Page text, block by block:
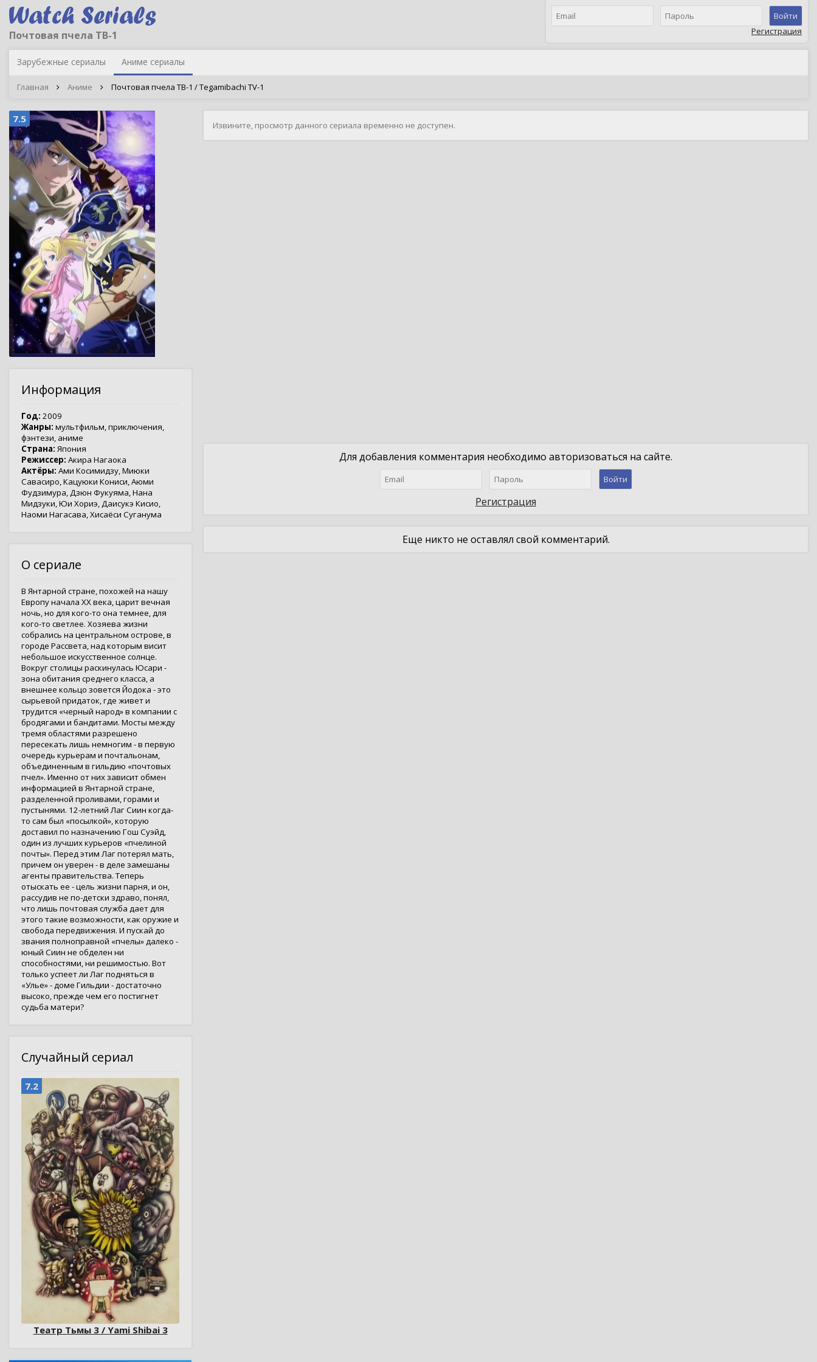
Почтовая пчела ТВ-1
Войти
Регистрация
Зарубежные сериалы Аниме сериалы
Главная Аниме Почтовая пчела ТВ-1 / Tegamibachi TV-1
7.5
Информация
Год: 2009
Жанры: мультфильм,приключения,
фэнтези, аниме
Страна: Япония
Режиссер: Акира Нагаока
Актёры: Ами Косимидзу,Миюки
Савасиро,Кацуюки Кониси,Аюми
Фудзимура,Дзюн Фукуяма,Нана
Мидзуки,Юи Хориэ,Даисукэ Кисио,
Наоми Нагасава,Хисаёси Суганума
О сериале
В Янтарной стране, похожей на нашу
Европу начала XX века, царит вечная
ночь, но для кого-то она темнее, для
кого-то светлее. Хозяева жизни
собрались на центральном острове, в
городе Рассвета, над которым висит
небольшое искусственное солнце.
Вокруг столицы раскинулась Юсари -
зона обитания среднего класса, а
внешнее кольцо зовется Йодока - это
сырьевой придаток, где живет и
трудится «черный народ» в компании с
бродягами и бандитами. Мосты между
тремя областями разрешено
пересекать лишь немногим - в первую
очередь курьерам и почтальонам,
объединенным в гильдию «почтовых
пчел». Именно от них зависит обмен
информацией в Янтарной стране,
разделенной проливами, горами и
пустынями. 12-летний Лаг Сиин когда-
то сам был «посылкой», которую
доставил по назначению Гош Суэйд,
один из лучших курьеров «пчелиной
почты». Перед этим Лаг потерял мать,
причем он уверен - в деле замешаны
агенты правительства. Теперь
отыскать ее - цель жизни парня, и он,
рассудив не по-детски здраво, понял,
что лишь почтовая служба дает для
этого такие возможности, как оружие и
свобода передвижения. И пускай до
звания полноправной «пчелы» далеко -
юный Сиин не обделен ни
способностями, ни решимостью. Вот
только успеет ли Лаг подняться в
«Улье» - доме Гильдии - достаточно
высоко, прежде чем его постигнет
судьба матери?
Случайный сериал
7.2
Театр Тьмы 3 / Yami Shibai 3
Извините, просмотр данного сериала временно не доступен.
Для добавления комментария необходимо авторизоваться на сайте.
Войти
Регистрация
Еще никто не оставлял свой комментарий.